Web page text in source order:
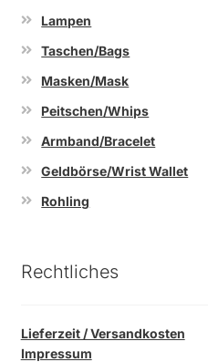
Lampen
Taschen/Bags
Masken/Mask
Peitschen/Whips
Armband/Bracelet
Geldbörse/Wrist Wallet
Rohling
Rechtliches
Lieferzeit / Versandkosten
Impressum